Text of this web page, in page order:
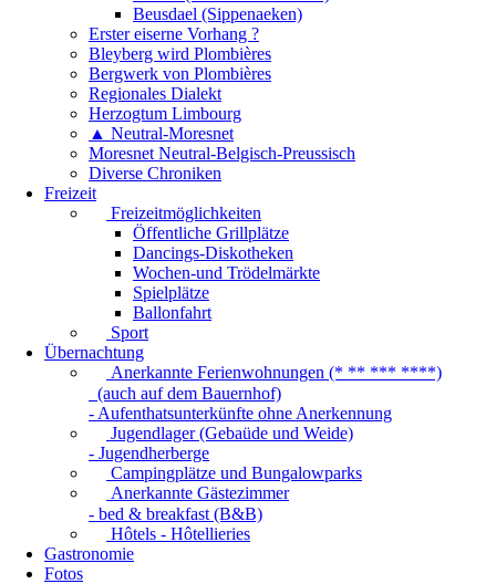
Beusdael (Sippenaeken)
Erster eiserne Vorhang ?
Bleyberg wird Plombières
Bergwerk von Plombières
Regionales Dialekt
Herzogtum Limbourg
▲ Neutral-Moresnet
Moresnet Neutral-Belgisch-Preussisch
Diverse Chroniken
Freizeit
Freizeitmöglichkeiten
Öffentliche Grillplätze
Dancings-Diskotheken
Wochen-und Trödelmärkte
Spielplätze
Ballonfahrt
Sport
Übernachtung
Anerkannte Ferienwohnungen (* ** *** ****)
(auch auf dem Bauernhof)
- Aufenthatsunterkünfte ohne Anerkennung
Jugendlager (Gebaüde und Weide)
- Jugendherberge
Campingplätze und Bungalowparks
Anerkannte Gästezimmer
- bed & breakfast (B&B)
Hôtels - Hôtellieries
Gastronomie
Fotos